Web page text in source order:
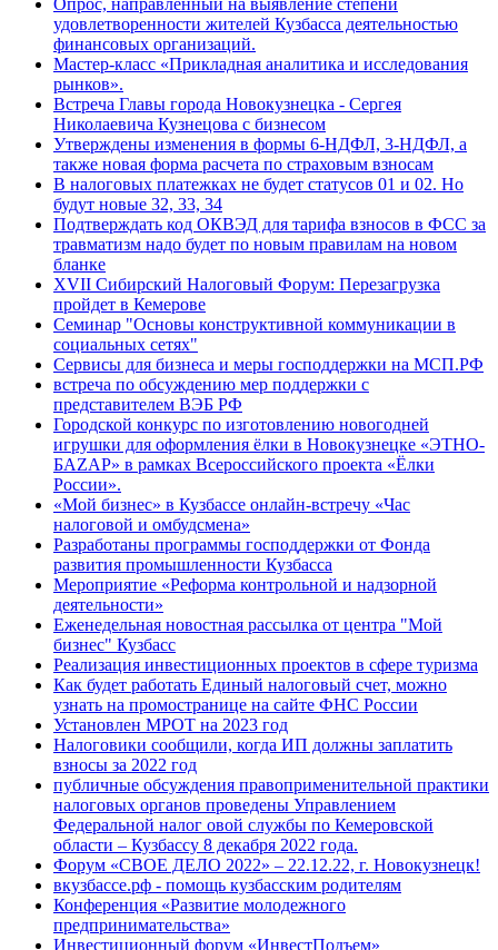
Опрос, направленный на выявление степени
удовлетворенности жителей Кузбасса деятельностью
финансовых организаций.
Мастер-класс «Прикладная аналитика и исследования
рынков».
Встреча Главы города Новокузнецка - Сергея
Николаевича Кузнецова с бизнесом
Утверждены изменения в формы 6-НДФЛ, 3-НДФЛ, а
также новая форма расчета по страховым взносам
В налоговых платежках не будет статусов 01 и 02. Но
будут новые 32, 33, 34
Подтверждать код ОКВЭД для тарифа взносов в ФСС за
травматизм надо будет по новым правилам на новом
бланке
XVII Сибирский Налоговый Форум: Перезагрузка
пройдет в Кемерове
Семинар "Основы конструктивной коммуникации в
социальных сетях"
Сервисы для бизнеса и меры господдержки на МСП.РФ
встреча по обсуждению мер поддержки с
представителем ВЭБ РФ
Городской конкурс по изготовлению новогодней
игрушки для оформления ёлки в Новокузнецке «ЭТНО-
БАZАР» в рамках Всероссийского проекта «Ёлки
России».
«Мой бизнес» в Кузбассе онлайн-встречу «Час
налоговой и омбудсмена»
Разработаны программы господдержки от Фонда
развития промышленности Кузбасса
Мероприятие «Реформа контрольной и надзорной
деятельности»
Еженедельная новостная рассылка от центра "Мой
бизнес" Кузбасс
Реализация инвестиционных проектов в сфере туризма
Как будет работать Единый налоговый счет, можно
узнать на промостранице на сайте ФНС России
Установлен МРОТ на 2023 год
Налоговики сообщили, когда ИП должны заплатить
взносы за 2022 год
публичные обсуждения правоприменительной практики
налоговых органов проведены Управлением
Федеральной налог овой службы по Кемеровской
области – Кузбассу 8 декабря 2022 года.
Форум «СВОЕ ДЕЛО 2022» – 22.12.22, г. Новокузнецк!
вкузбассе.рф - помощь кузбасским родителям
Конференция «Развитие молодежного
предпринимательства»
Инвестиционный форум «ИнвестПодъем»